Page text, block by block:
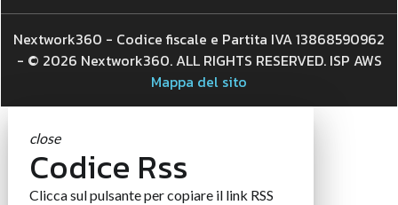
Nextwork360 - Codice fiscale e Partita IVA 13868590962
- © 2026 Nextwork360. ALL RIGHTS RESERVED. ISP AWS
Mappa del sito
close
Codice Rss
Clicca sul pulsante per copiare il link RSS